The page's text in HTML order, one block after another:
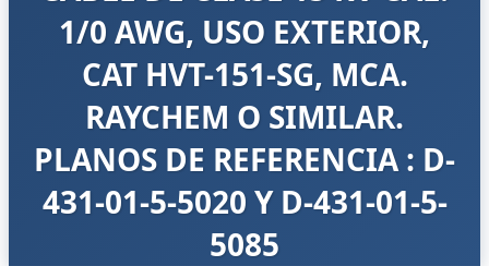
1/0 AWG, USO EXTERIOR,
CAT HVT-151-SG, MCA.
RAYCHEM O SIMILAR.
PLANOS DE REFERENCIA : D-
431-01-5-5020 Y D-431-01-5-
5085